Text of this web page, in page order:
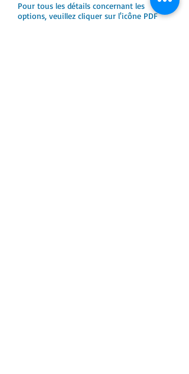
Pour tous les détails concernant les
options, veuillez cliquer sur l'icône PDF